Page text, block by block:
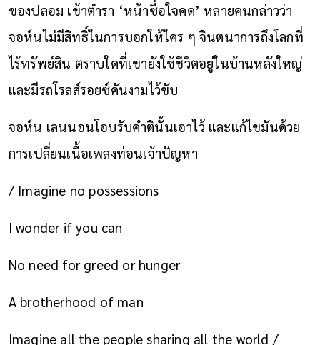
ของปลอม เข้าตำรา ‘หน้าซื่อใจคด’ หลายคนกล่าวว่า
จอห์นไม่มีสิทธิ์ในการบอกให้ใคร ๆ จินตนาการถึงโลกที่
ไร้ทรัพย์สิน ตราบใดที่เขายังใช้ชีวิตอยู่ในบ้านหลังใหญ่
และมีรถโรลส์รอยซ์คันงามไว้ขับ
จอห์น เลนนอนโอบรับคำตินั้นเอาไว้ และแก้ไขมันด้วย
การเปลี่ยนเนื้อเพลงท่อนเจ้าปัญหา
/ Imagine no possessions
I wonder if you can
No need for greed or hunger
A brotherhood of man
Imagine all the people sharing all the world /